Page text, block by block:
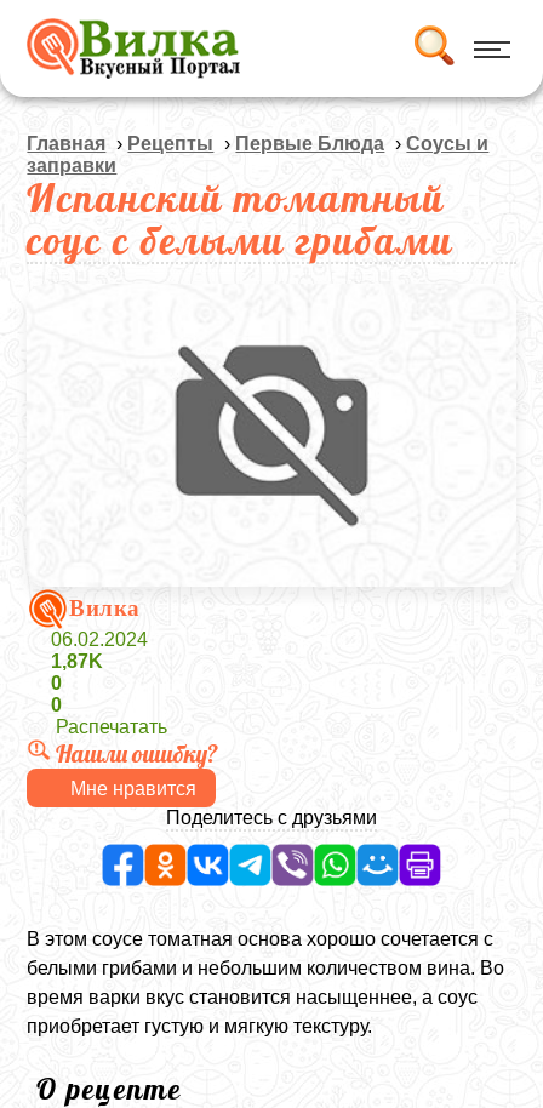
Главная › Рецепты › Первые Блюда ›Соусы и
заправки
Испанский томатный
соус с белыми грибами
Вилка
06.02.2024
1,87K
0
0
Распечатать
Нашли ошибку?
Мне нравится
Поделитесь с друзьями
В этом соусе томатная основа хорошо сочетается с
белыми грибами и небольшим количеством вина. Во
время варки вкус становится насыщеннее, а соус
приобретает густую и мягкую текстуру.
О рецепте